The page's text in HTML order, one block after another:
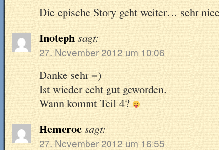
Die epische Story geht weiter… sehr
Inoteph sagt:
27. November 2012 um 10:06
Danke sehr =)
Ist wieder echt gut geworden.
Wann kommt Teil 4?
Hemeroc sagt:
27. November 2012 um 16:55